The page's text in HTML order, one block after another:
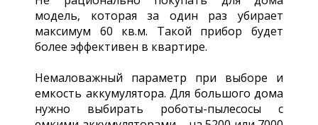
модель, которая за один раз убирает
максимум 60 кв.м. Такой прибор будет
более эффективен в квартире.
Немаловажный параметр при выборе и
емкость аккумулятора. Для большого дома
нужно выбирать роботы-пылесосы с